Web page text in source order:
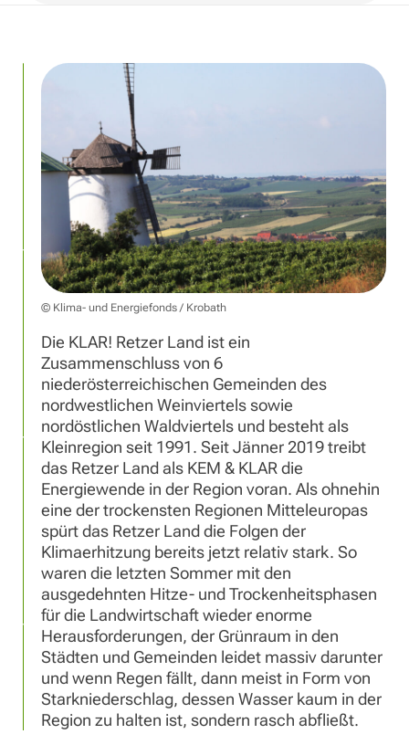
Die KLAR! Retzer Land ist ein
Zusammenschluss von 6
niederösterreichischen Gemeinden des
nordwestlichen Weinviertels sowie
nordöstlichen Waldviertels und besteht als
Kleinregion seit 1991. Seit Jänner 2019 treibt
das Retzer Land als KEM & KLAR die
Energiewende in der Region voran. Als ohnehin
eine der trockensten Regionen Mitteleuropas
spürt das Retzer Land die Folgen der
Klimaerhitzung bereits jetzt relativ stark. So
waren die letzten Sommer mit den
ausgedehnten Hitze- und Trockenheitsphasen
für die Landwirtschaft wieder enorme
Herausforderungen, der Grünraum in den
Städten und Gemeinden leidet massiv darunter
und wenn Regen fällt, dann meist in Form von
Starkniederschlag, dessen Wasser kaum in der
Region zu halten ist, sondern rasch abfließt.
© Klima- und Energiefonds / Krobath